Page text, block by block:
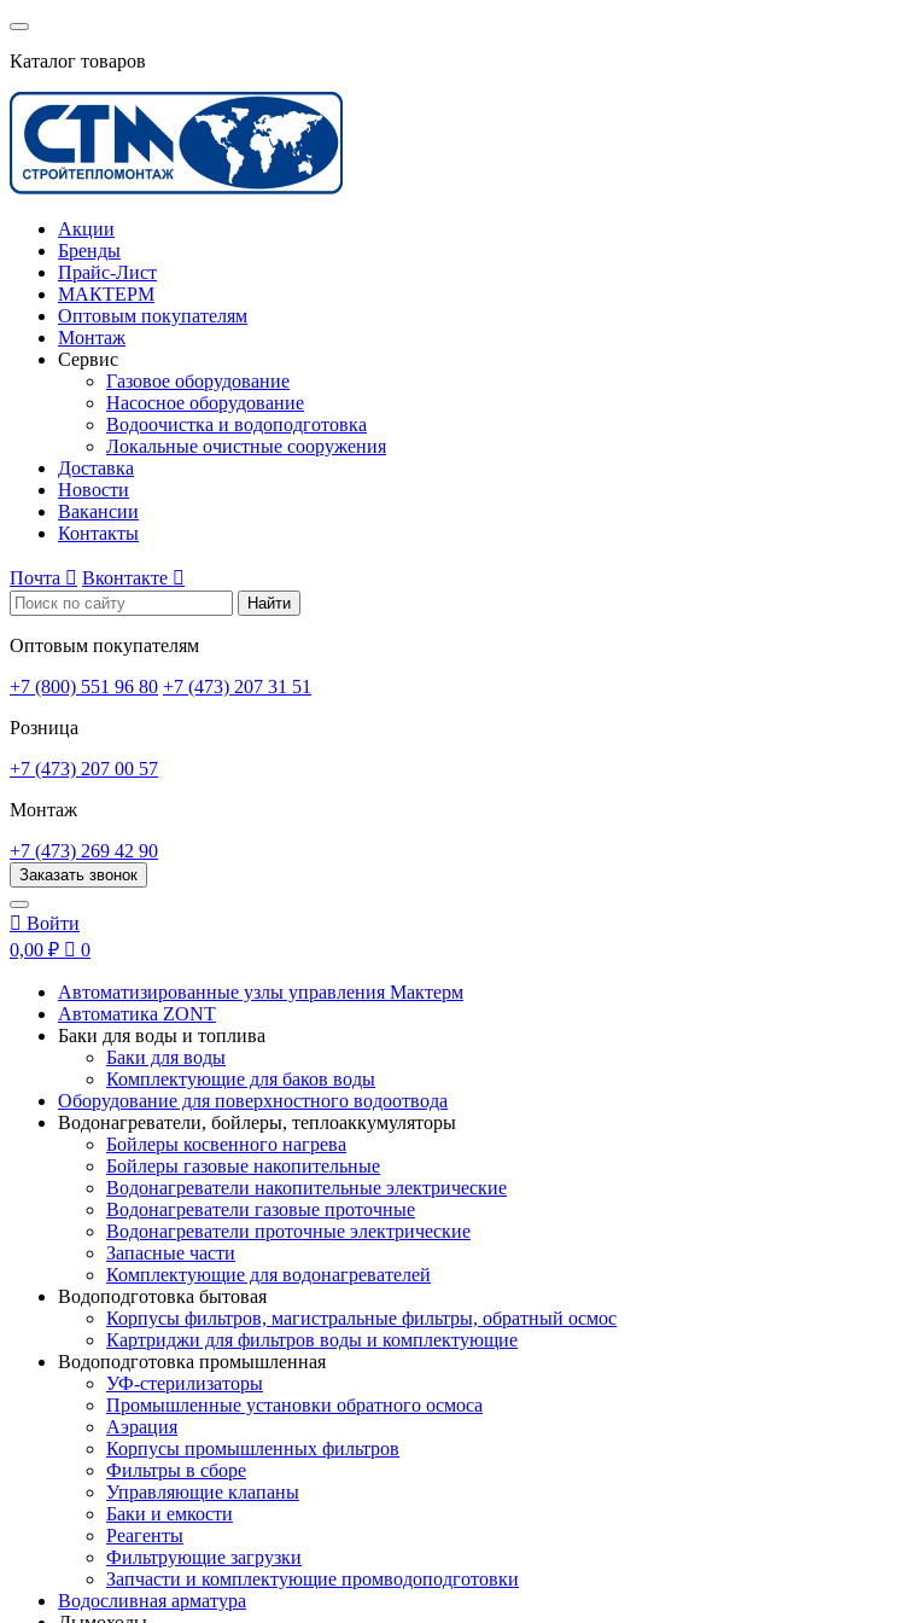
Каталог товаров
Акции
Бренды
Прайс-Лист
МАКТЕРМ
Оптовым покупателям
Монтаж
Сервис
Газовое оборудование
Насосное оборудование
Водоочистка и водоподготовка
Локальные очистные сооружения
Доставка
Новости
Вакансии
Контакты
Почта  Вконтакте 
Найти
Оптовым покупателям
+7 (800) 551 96 80 +7 (473) 207 31 51
Розница
+7 (473) 207 00 57
Монтаж
+7 (473) 269 42 90
Заказать звонок
 Войти
0,00 ₽  0
Автоматизированные узлы управления Мактерм
Автоматика ZONT
Баки для воды и топлива
Баки для воды
Комплектующие для баков воды
Оборудование для поверхностного водоотвода
Водонагреватели, бойлеры, теплоаккумуляторы
Бойлеры косвенного нагрева
Бойлеры газовые накопительные
Водонагреватели накопительные электрические
Водонагреватели газовые проточные
Водонагреватели проточные электрические
Запасные части
Комплектующие для водонагревателей
Водоподготовка бытовая
Корпусы фильтров, магистральные фильтры, обратный осмос
Картриджи для фильтров воды и комплектующие
Водоподготовка промышленная
УФ-стерилизаторы
Промышленные установки обратного осмоса
Аэрация
Корпусы промышленных фильтров
Фильтры в сборе
Управляющие клапаны
Баки и емкости
Реагенты
Фильтрующие загрузки
Запчасти и комплектующие промводоподготовки
Водосливная арматура